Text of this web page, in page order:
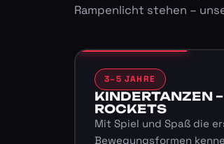
Rampenlicht stehen –
3–5 JAHRE
KINDERTANZEN
ROCKETS
Mit Spiel und Spaß die
Bewegungsformen